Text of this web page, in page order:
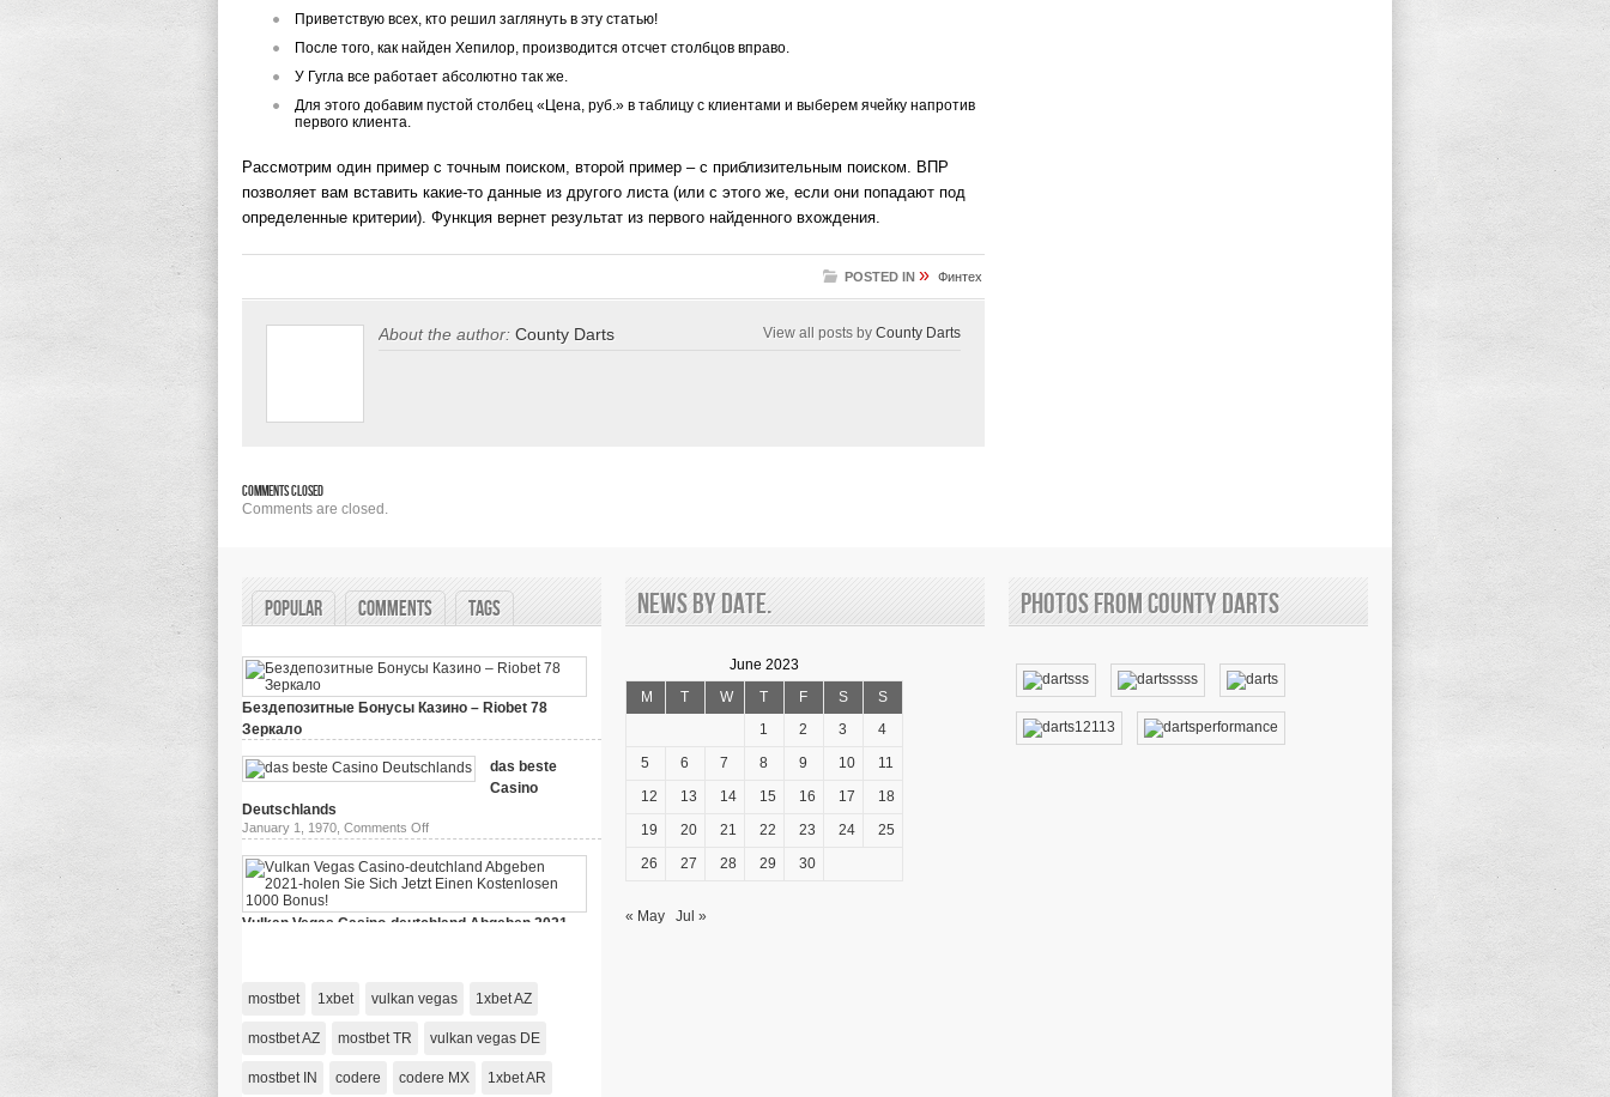
Приветствую всех, кто решил заглянуть в эту статью!
После того, как найден Хепилор, производится отсчет столбцов вправо.
У Гугла все работает абсолютно так же.
Для этого добавим пустой столбец «Цена, руб.» в таблицу с клиентами и выберем ячейку напротив
первого клиента.
Рассмотрим один пример с точным поиском, второй пример – с приблизительным поиском. ВПР
позволяет вам вставить какие-то данные из другого листа (или с этого же, если они попадают под
определенные критерии). Функция вернет результат из первого найденного вхождения.
POSTED IN » Финтех
About the author: County Darts View all posts by County Darts
Comments Closed
Comments are closed.
Popular Comments Tags
Бездепозитные Бонусы Казино – Riobet 78
Зеркало
Бездепозитные
Бонусы
78
das beste
Casino
Deutschlands
January 1, 1970, Comments Offon
das
beste
Casino
Deutschlands
Vulkan Vegas Casino-deutchland Abgeben 2021-
Casino-
Abgeben
2021-
Sie
mostbet 1xbet vulkan vegas 1xbet AZ
mostbet AZ mostbet TR vulkan vegas DE
mostbet IN codere codere MX 1xbet AR
News by date.
June 2023
M
T W T F S
S
1
2 3
4
5
6 7 8 9 10
11
12
13 14 15 16 17
18
19
20 21 22 23 24
25
26
27 28 29 30
« May Jul »
Photos from County Darts